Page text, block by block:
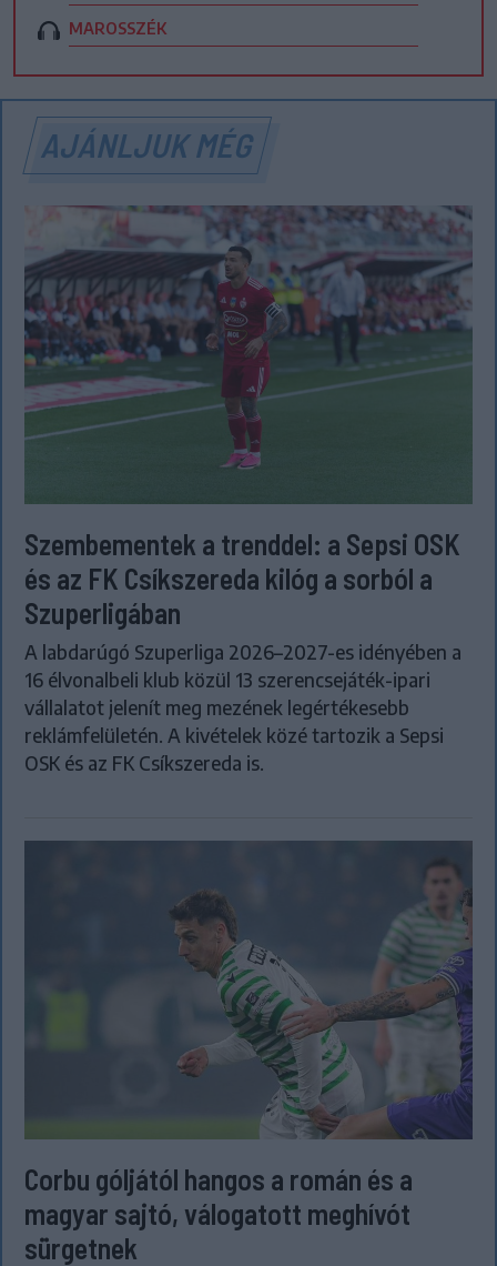
MAROSSZÉK
AJÁNLJUK MÉG
Szembementek a trenddel: a Sepsi OSK
és az FK Csíkszereda kilóg a sorból a
Szuperligában
A labdarúgó Szuperliga 2026–2027-es idényében a
16 élvonalbeli klub közül 13 szerencsejáték-ipari
vállalatot jelenít meg mezének legértékesebb
reklámfelületén. A kivételek közé tartozik a Sepsi
OSK és az FK Csíkszereda is.
Corbu góljától hangos a román és a
magyar sajtó, válogatott meghívót
sürgetnek